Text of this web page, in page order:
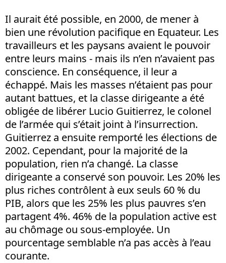
Il aurait été possible, en 2000, de mener à
bien une révolution pacifique en Equateur. Les
travailleurs et les paysans avaient le pouvoir
entre leurs mains - mais ils n’en n’avaient pas
conscience. En conséquence, il leur a
échappé. Mais les masses n’étaient pas pour
autant battues, et la classe dirigeante a été
obligée de libérer Lucio Guitierrez, le colonel
de l’armée qui s’était joint à l’insurrection.
Guitierrez a ensuite remporté les élections de
2002. Cependant, pour la majorité de la
population, rien n’a changé. La classe
dirigeante a conservé son pouvoir. Les 20% les
plus riches contrôlent à eux seuls 60 % du
PIB, alors que les 25% les plus pauvres s’en
partagent 4%. 46% de la population active est
au chômage ou sous-employée. Un
pourcentage semblable n’a pas accès à l’eau
courante.